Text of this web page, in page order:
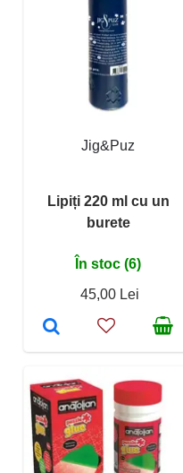
Jig&Puz
Lipiți 220 ml cu un
burete
În stoc (6)
45,00 Lei